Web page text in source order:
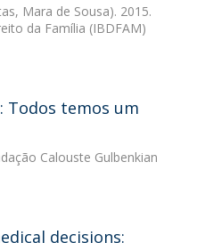
Mara de Sousa). 2015.
da Família (IBDFAM)
Todos temos um
Calouste Gulbenkian
decisions: